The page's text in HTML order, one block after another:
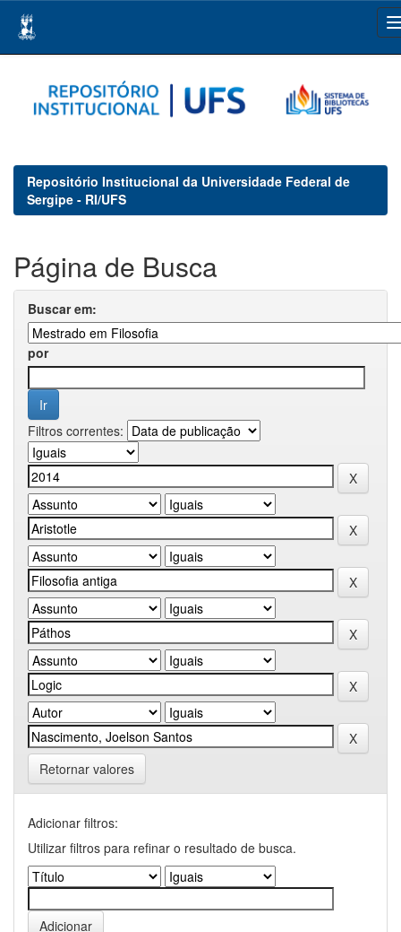
navigation
Repositório Institucional da Universidade Federal de
Sergipe - RI/UFS
Página de Busca
Buscar em:
por
Filtros correntes:
Retornar valores
Adicionar filtros:
Utilizar filtros para refinar o resultado de busca.